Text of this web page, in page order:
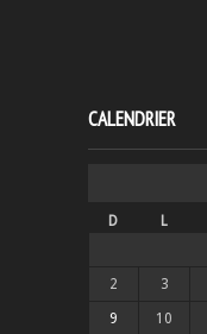
CALENDRIER
D L
2 3
9 10